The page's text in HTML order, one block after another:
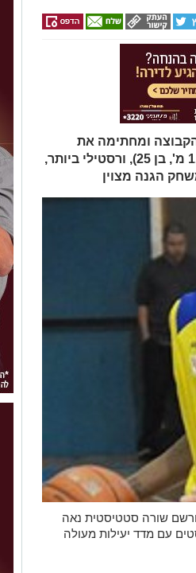
ומחתימה את
השחקן הזר המצוין, ריי וויליס. גארד גבוה (1.98 מ', בן 25), ורסטילי ביותר,
הגנה מצוין
שורה סטטיסטית נאה
נקודות, 9.5 ריבאונד למשחק ו-4 אסיסטים עם מדד יעילות מעולה